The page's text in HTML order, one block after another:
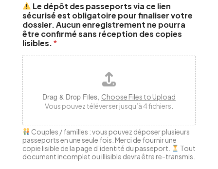
Le dépôt des passeports via ce lien
sécurisé est obligatoire pour finaliser votre
dossier. Aucun enregistrement ne pourra
être confirmé sans réception des copies
lisibles.*
Drag & Drop Files, Choose Files to Upload
Vous pouvez téléverser jusqu’à 4 fichiers.
Couples / familles : vous pouvez déposer plusieurs
passeports en une seule fois. Merci de fournir une
copie lisible de la page d’identité du passeport.
Tout
document incomplet ou illisible devra être re-transmis.